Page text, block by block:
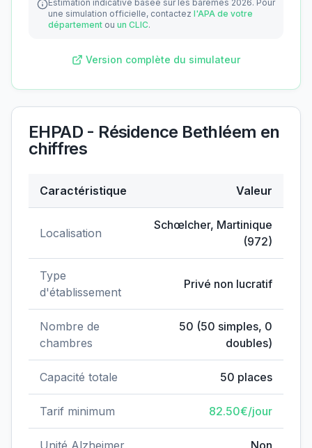
Estimation indicative basée sur les barèmes 2026. Pour
une simulation officielle, contactez l'APA de votre
département ou un CLIC.
Version complète du simulateur
EHPAD - Résidence Bethléem en
chiffres
Caractéristique Valeur
Localisation
Schœlcher, Martinique
(972)
Type
d'établissement
Privé non lucratif
Nombre de
chambres
50 (50 simples, 0
doubles)
Capacité totale 50 places
Tarif minimum 82.50€/jour
Unité Alzheimer Non